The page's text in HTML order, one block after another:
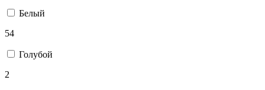
Белый
54
Голубой
2